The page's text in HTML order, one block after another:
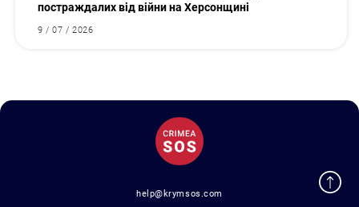
постраждалих від війни на Херсонщині
9 / 07 / 2026
help@krymsos.com